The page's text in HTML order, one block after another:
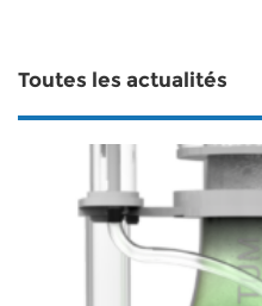
Toutes les actualités